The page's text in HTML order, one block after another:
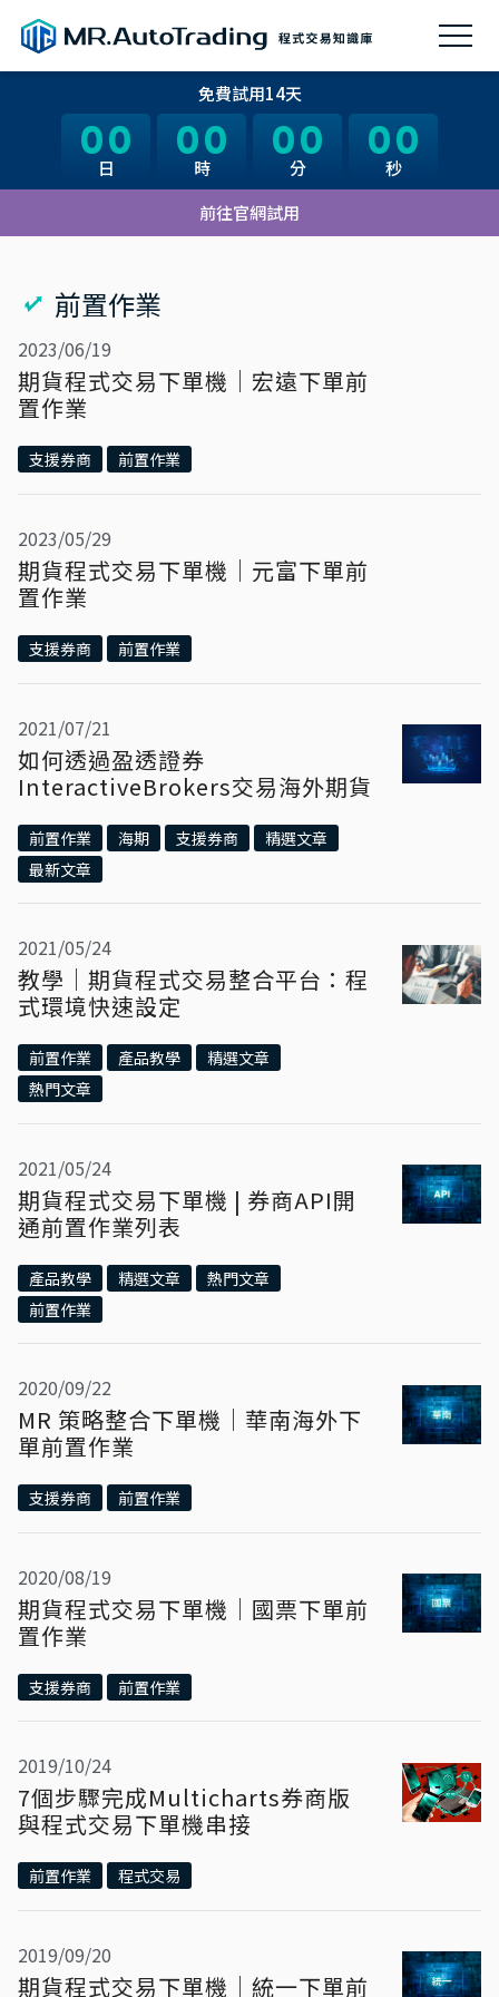
00
日 00
時 00
分 00
秒
前往官網試用
免費試用14天
00
日 00
時 00
分 00
秒
前置作業
2023/06/19
期貨程式交易下單機｜宏遠下單前
置作業
支援券商 前置作業
2023/05/29
期貨程式交易下單機｜元富下單前
置作業
支援券商 前置作業
2021/07/21
如何透過盈透證券
InteractiveBrokers交易海外期貨
前置作業 海期 支援券商
精選文章
最新文章
2021/05/24
教學｜期貨程式交易整合平台：程
式環境快速設定
前置作業 產品教學
精選文章
熱門文章
2021/05/24
期貨程式交易下單機 | 券商API開
通前置作業列表
產品教學 精選文章
熱門文章
前置作業
2020/09/22
MR 策略整合下單機｜華南海外下
單前置作業
支援券商 前置作業
2020/08/19
期貨程式交易下單機｜國票下單前
置作業
支援券商 前置作業
2019/10/24
7個步驟完成Multicharts券商版
與程式交易下單機串接
前置作業 程式交易
2019/09/20
期貨程式交易下單機｜統一下單前